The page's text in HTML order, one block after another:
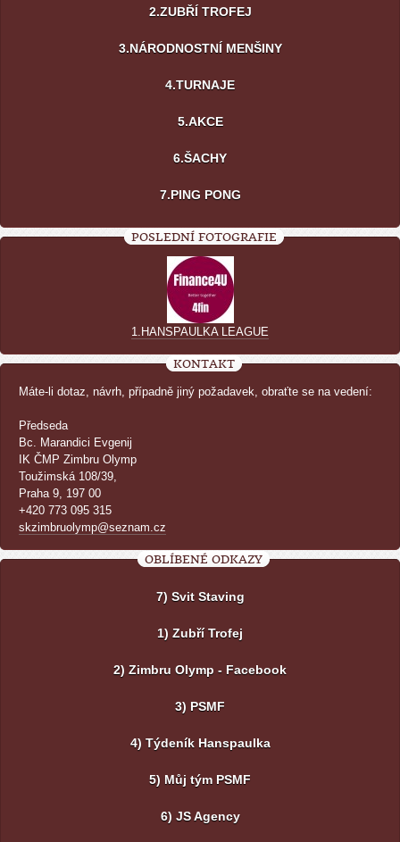
2.ZUBŘÍ TROFEJ
3.NÁRODNOSTNÍ MENŠINY
4.TURNAJE
5.AKCE
6.ŠACHY
7.PING PONG
POSLEDNÍ FOTOGRAFIE
1.HANSPAULKA LEAGUE
KONTAKT
Máte-li dotaz, návrh, případně jiný požadavek, obraťte se na vedení:
Předseda
Bc. Marandici Evgenij
IK ČMP Zimbru Olymp
Toužimská 108/39,
Praha 9, 197 00
+420 773 095 315
skzimbruolymp@seznam.cz
OBLÍBENÉ ODKAZY
7) Svit Staving
1) Zubří Trofej
2) Zimbru Olymp - Facebook
3) PSMF
4) Týdeník Hanspaulka
5) Můj tým PSMF
6) JS Agency